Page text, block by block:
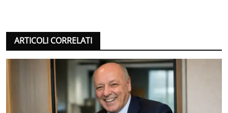
ARTICOLI CORRELATI